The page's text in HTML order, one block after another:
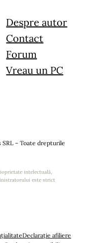
Despre autor
Contact
Forum
Vreau un PC
– Toate drepturile
intelectuală,
este strict
Declarație afiliere